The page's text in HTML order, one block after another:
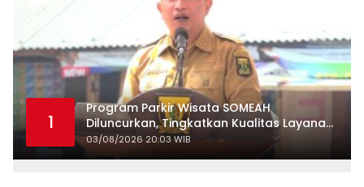
1
Program Parkir Wisata SOMEAH
Diluncurkan, Tingkatkan Kualitas Layanan
Kepariwisataan
03/08/2026 20:03 WIB